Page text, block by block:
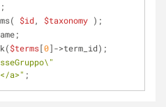
;
$id, $taxonomy );
$terms[0]->term_id);
</a>" ;